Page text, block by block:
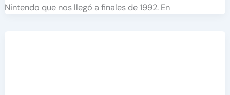
Nintendo que nos llegó a finales de 1992. En